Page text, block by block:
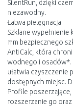
SilentRun, dzięki
niezawodny.
Łatwa pielęgnacja
Szklane
mm bezpiecznego
AntiCalc, która
wodnego i osadów*.
ułatwia
dostępnych miejsc.
Profile
rozszerzanie go